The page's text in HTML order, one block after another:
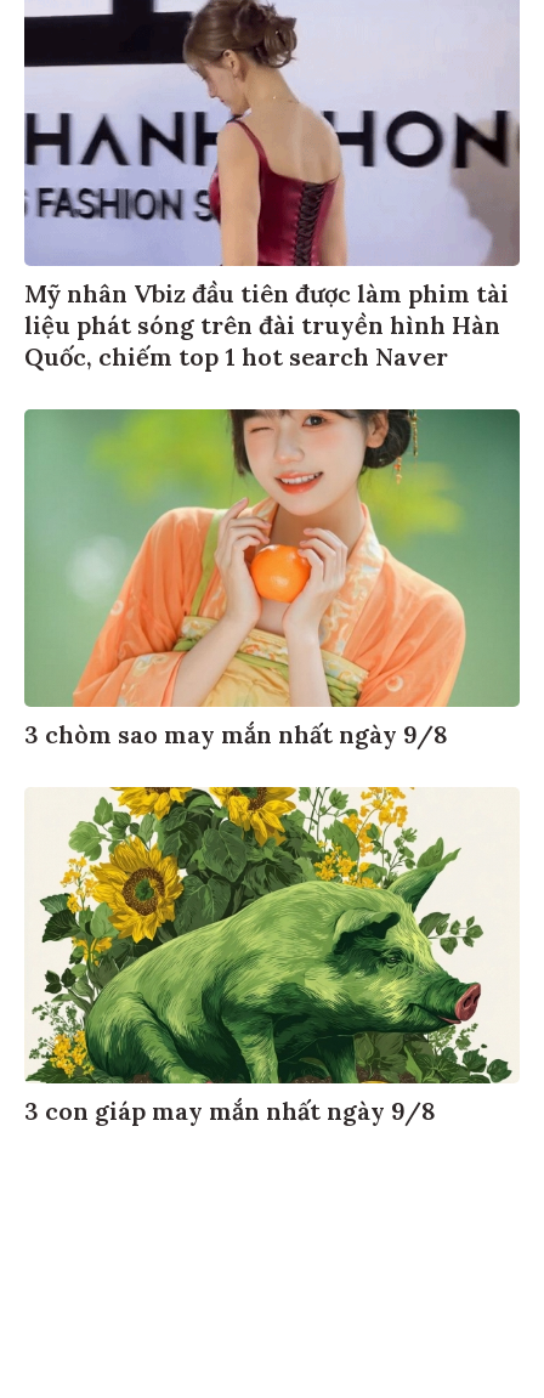
Mỹ nhân Vbiz đầu tiên được làm phim tài
liệu phát sóng trên đài truyền hình Hàn
Quốc, chiếm top 1 hot search Naver
3 chòm sao may mắn nhất ngày 9/8
3 con giáp may mắn nhất ngày 9/8